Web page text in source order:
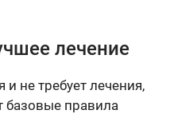
лечение
не требует лечения,
базовые правила